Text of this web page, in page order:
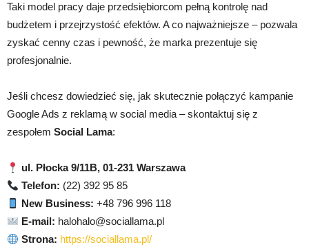
Taki model pracy daje przedsiębiorcom pełną kontrolę nad
budżetem i przejrzystość efektów. A co najważniejsze – pozwala
zyskać cenny czas i pewność, że marka prezentuje się
profesjonalnie.
Jeśli chcesz dowiedzieć się, jak skutecznie połączyć kampanie
Google Ads z reklamą w social media – skontaktuj się z
zespołem Social Lama:
ul. Płocka 9/11B, 01-231 Warszawa
Telefon: (22) 392 95 85
New Business: +48 796 996 118
E-mail: halohalo@sociallama.pl
Strona: https://sociallama.pl/